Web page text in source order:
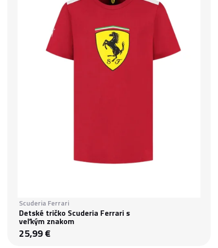
Scuderia Ferrari
Detské tričko Scuderia Ferrari s
veľkým znakom
25,99 €